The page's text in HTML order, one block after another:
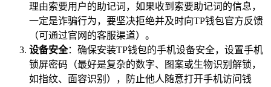
理由索要用户的助记词，如果收到索要助记词的信息，
一定是诈骗行为，要坚决拒绝并及时向TP钱包官方反馈
（可通过官网的客服渠道）。
设备安全：确保安装TP钱包的手机设备安全，设置手机
锁屏密码（最好是复杂的数字、图案或生物识别解锁，
如指纹、面容识别），防止他人随意打开手机访问钱